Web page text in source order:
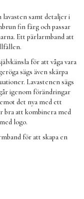
lavasten samt detaljer i
fin färg och passar
Ett pärlarmband att
för att våga vara
sägs även skärpa
Lavastenen sägs
igenom förändringar
det nya med ett
bra att kombinera med
logo.
för att skapa en